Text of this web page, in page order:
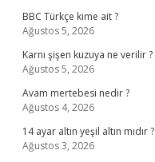
BBC Türkçe kime ait ?
Ağustos 5, 2026
Karnı şişen kuzuya ne verilir ?
Ağustos 5, 2026
Avam mertebesi nedir ?
Ağustos 4, 2026
14 ayar altın yeşil altın mıdır ?
Ağustos 3, 2026